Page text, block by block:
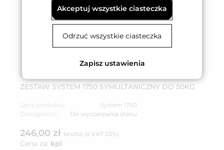
Kod produktu: 1750 1
ZESTAW SYSTEM 1750 SYMULTANICZNY DO 50KG
Seria produktu:
System 1750
Dostępność:
Do wyczerpania stanu
246,00 zł brutto (z VAT 23%)
Cena za: kpl
Akceptuj wszystkie ciasteczka
Odrzuć wszystkie ciasteczka
Zapisz ustawienia